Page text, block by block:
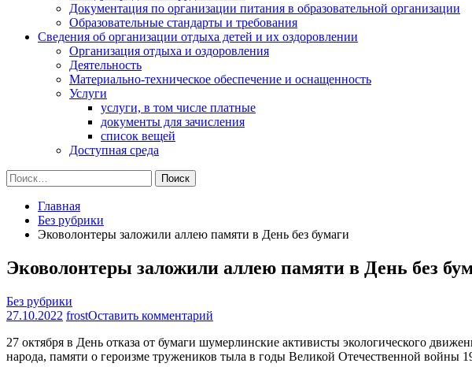
Документация по организации питания в образовательной организации
Образовательные стандарты и требования
Сведения об организации отдыха детей и их оздоровлении
Организация отдыха и оздоровления
Деятельность
Материально-техническое обеспечение и оснащенность
Услуги
услуги, в том числе платные
документы для зачисления
список вещей
Доступная среда
Найти:
Главная
Без рубрики
Эковолонтеры заложили аллею памяти в День без бумаги
Эковолонтеры заложили аллею памяти в День без
Без рубрики
27.10.2022 frostОставить комментарий
заложили
аллею
27 октября в День отказа от бумаги шумерлинские активисты экологического
народа, памяти о героизме тружеников тыла в годы Великой Отечественной войны